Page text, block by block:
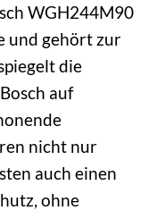
WGH244M90
und gehört zur
die
auf
nicht nur
auch einen
ohne